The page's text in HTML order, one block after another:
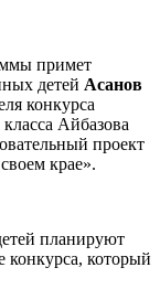
примет
детей Асанов
конкурса
Айбазова
проект
крае».
планируют
конкурса, который